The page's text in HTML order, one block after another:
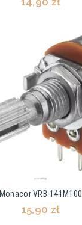
Monacor VRB-141M100
15,90 zł